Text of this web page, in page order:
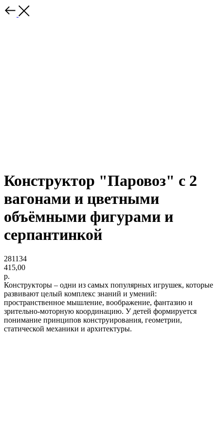
Конструктор "Паровоз" с 2
вагонами и цветными
объёмными фигурами и
серпантинкой
281134
415,00
р.
Конструкторы – одни из самых популярных игрушек, которые
развивают целый комплекс знаний и умений:
пространственное мышление, воображение, фантазию и
зрительно-моторную координацию. У детей формируется
понимание принципов конструирования, геометрии,
статической механики и архитектуры.